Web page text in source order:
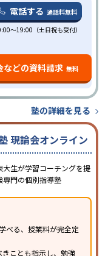
電話する 通話料無料
～19:00（土日祝も受付）
などの資料請求 無料
塾の詳細を見る
現論会オンライン
大生が学習コーチングを提
専門の個別指導塾
べる、授業料が完全定
ことも指示し、勉強